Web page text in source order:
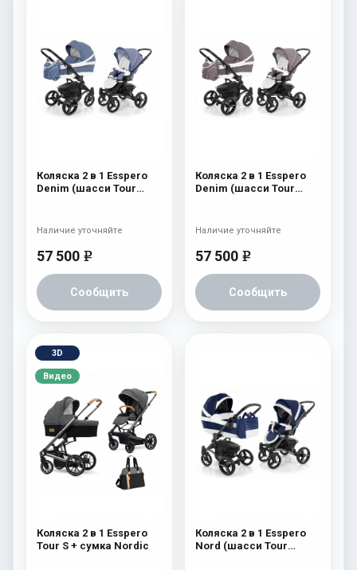
Коляска 2 в 1 Esspero
Denim (шасси Tour
57 500 e
Сообщить
Наличие уточняйте
Коляска 2 в 1 Esspero
Denim (шасси Tour
57 500 e
Сообщить
Наличие уточняйте
3D
Видео
Коляска 2 в 1 Esspero
Tour S + сумка Nordic
Коляска 2 в 1 Esspero
Nord (шасси Tour